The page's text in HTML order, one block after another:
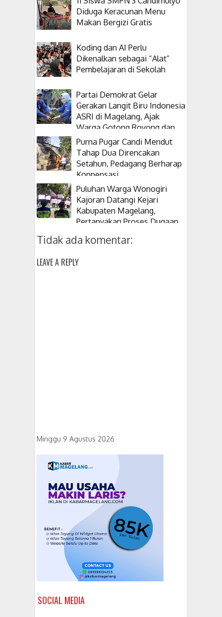
Diduga Keracunan Menu
Makan Bergizi Gratis
Koding dan AI Perlu
Dikenalkan sebagai “Alat”
Pembelajaran di Sekolah
Partai Demokrat Gelar
Gerakan Langit Biru Indonesia
ASRI di Magelang, Ajak
Warga Gotong Royong dan
Tanam Pohon
Purna Pugar Candi Mendut
Tahap Dua Direncakan
Setahun, Pedagang Berharap
Konpensasi
Puluhan Warga Wonogiri
Kajoran Datangi Kejari
Kabupaten Magelang,
Pertanyakan Proses Dugaan
Tidak ada komentar:
LEAVE A REPLY
Minggu 9 Agustus 2026
SOCIAL MEDIA